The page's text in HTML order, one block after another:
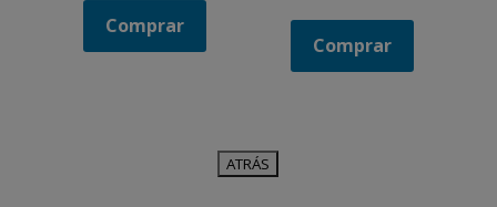
Comprar
Comprar